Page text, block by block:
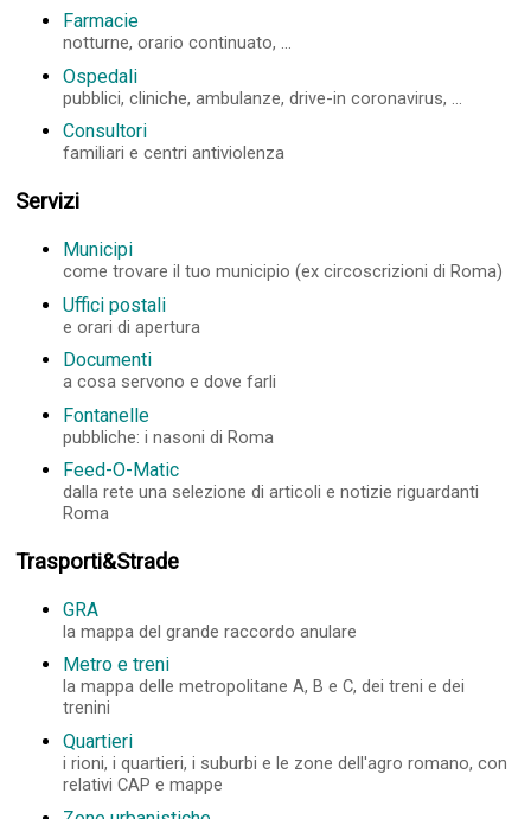
Farmacie
notturne, orario continuato, ...
Ospedali
pubblici, cliniche, ambulanze, drive-in coronavirus, ...
Consultori
familiari e centri antiviolenza
Servizi
Municipi
come trovare il tuo municipio (ex circoscrizioni di Roma)
Uffici postali
e orari di apertura
Documenti
a cosa servono e dove farli
Fontanelle
pubbliche: i nasoni di Roma
Feed-O-Matic
dalla rete una selezione di articoli e notizie riguardanti
Roma
Trasporti&Strade
GRA
la mappa del grande raccordo anulare
Metro e treni
la mappa delle metropolitane A, B e C, dei treni e dei
trenini
Quartieri
i rioni, i quartieri, i suburbi e le zone dell'agro romano, con
relativi CAP e mappe